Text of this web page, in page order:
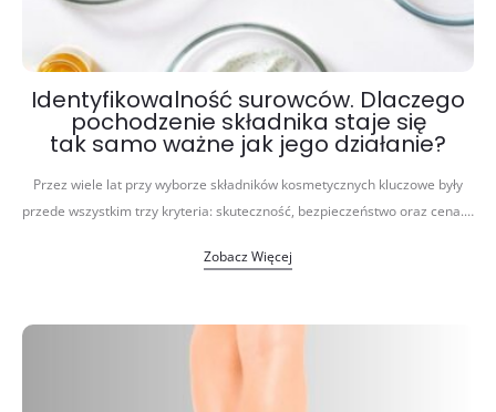
Identyfikowalność surowców. Dlaczego
pochodzenie składnika staje się
tak samo ważne jak jego działanie?
Przez wiele lat przy wyborze składników kosmetycznych kluczowe były
przede wszystkim trzy kryteria: skuteczność, bezpieczeństwo oraz cena.…
Zobacz Więcej